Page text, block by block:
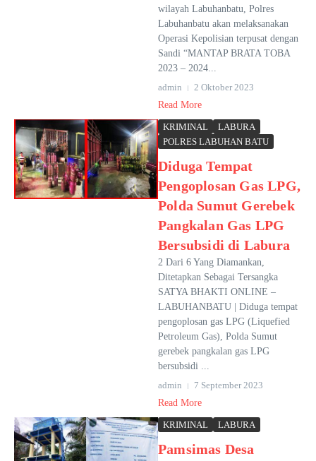
wilayah Labuhanbatu, Polres
Labuhanbatu akan melaksanakan
Operasi Kepolisian terpusat dengan
Sandi “MANTAP BRATA TOBA
2023 – 2024...
admin
2 Oktober 2023
Read More
KRIMINAL
LABURA
POLRES LABUHAN BATU
Diduga Tempat
Pengoplosan Gas LPG,
Polda Sumut Gerebek
Pangkalan Gas LPG
Bersubsidi di Labura
2 Dari 6 Yang Diamankan,
Ditetapkan Sebagai Tersangka
SATYA BHAKTI ONLINE –
LABUHANBATU | Diduga tempat
pengoplosan gas LPG (Liquefied
Petroleum Gas), Polda Sumut
gerebek pangkalan gas LPG
bersubsidi ...
admin
7 September 2023
Read More
KRIMINAL LABURA
Pamsimas Desa